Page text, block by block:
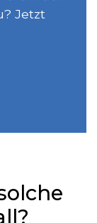
Jetzt